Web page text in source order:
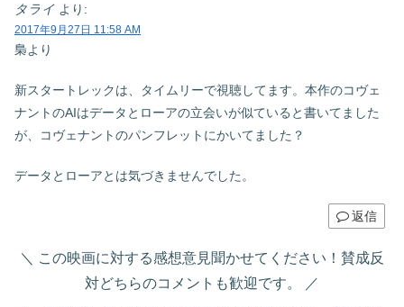
タライ より:
2017年9月27日 11:58 AM
梟より
新スタートレックは、タイムリーで視聴してます。本作のコヴェ
ナントのAIはデータとローアの立会いが似ていると書いてました
が、コヴェナントのパンフレットにかいてました？
データとローアとは気づきませんでした。
返信
この映画に対する感想意見聞かせてください！賛成反
対どちらのコメントも歓迎です。